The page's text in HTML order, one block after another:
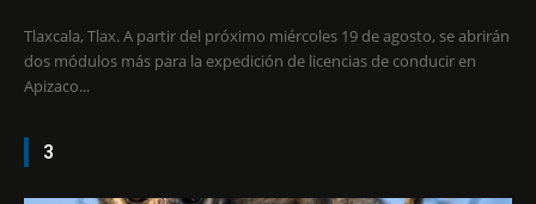
Tlaxcala, Tlax. A partir del próximo miércoles 19 de agosto, se abrirán
dos módulos más para la expedición de licencias de conducir en
Apizaco...
3